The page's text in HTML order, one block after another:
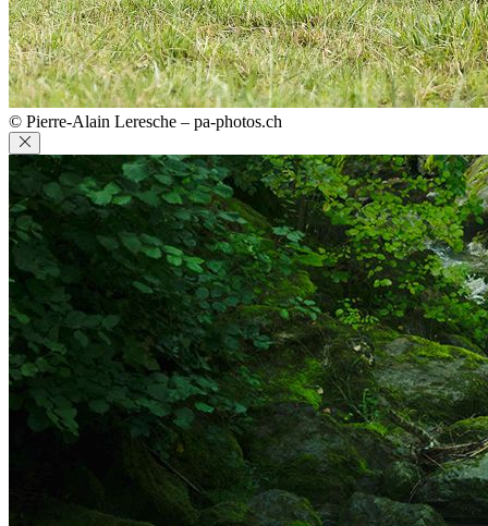
© Pierre-Alain Leresche – pa-photos.ch